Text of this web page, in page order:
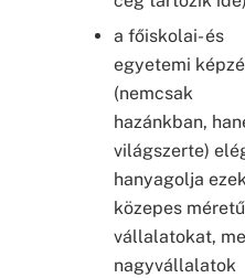
a főiskolai- és
egyetemi
(nemcsak
hazánkban,
világszerte)
hanyagolja
közepes méretű
vállalatokat,
nagyvállalatok